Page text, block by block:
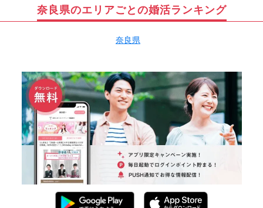
奈良県のエリアごとの婚活ランキング
奈良県